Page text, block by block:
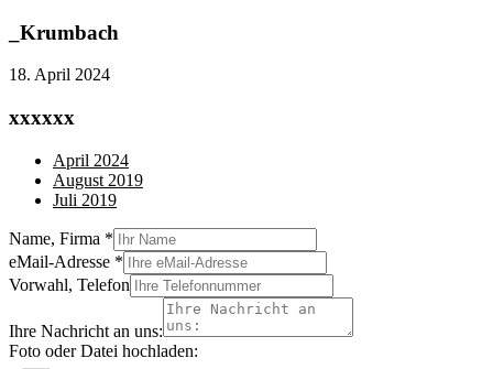
_Krumbach
18. April 2024
xxxxxx
April 2024
August 2019
Juli 2019
Name, Firma *
eMail-Adresse *
Vorwahl, Telefon
Ihre Nachricht an uns:
Foto oder Datei hochladen: